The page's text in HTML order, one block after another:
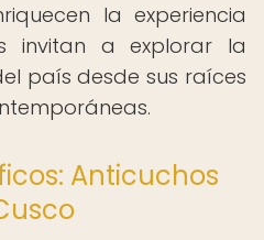
la experiencia
invitan a explorar la
país desde sus raíces
Anticuchos